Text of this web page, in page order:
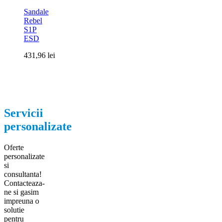
Sandale
Rebel
S1P
ESD
431,96 lei
Servicii
personalizate
Oferte
personalizate
si
consultanta!
Contacteaza-
ne si gasim
impreuna o
solutie
pentru